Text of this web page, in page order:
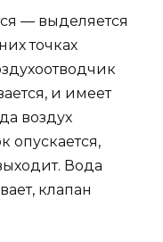
— выделяется
точках
и имеет
воздух
опускается,
Вода
клапан